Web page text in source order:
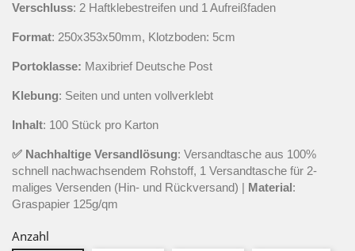
Verschluss: 2 Haftklebestreifen und 1 Aufreißfaden
Format: 250x353x50mm, Klotzboden: 5cm
Portoklasse: Maxibrief Deutsche Post
Klebung: Seiten und unten vollverklebt
Inhalt: 100 Stück pro Karton
✅ Nachhaltige Versandlösung: Versandtasche aus 100%
schnell nachwachsendem Rohstoff, 1 Versandtasche für 2-
maliges Versenden (Hin- und Rückversand) | Material:
Graspapier 125g/qm
Anzahl